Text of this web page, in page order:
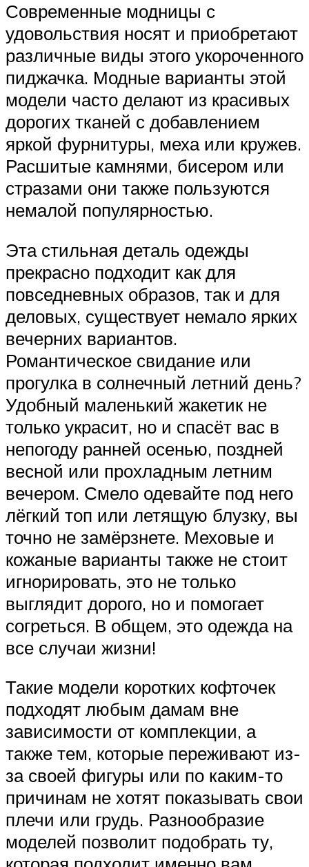
Современные модницы с
удовольствия носят и приобретают
различные виды этого укороченного
пиджачка. Модные варианты этой
модели часто делают из красивых
дорогих тканей с добавлением
яркой фурнитуры, меха или кружев.
Расшитые камнями, бисером или
стразами они также пользуются
немалой популярностью.
Эта стильная деталь одежды
прекрасно подходит как для
повседневных образов, так и для
деловых, существует немало ярких
вечерних вариантов.
Романтическое свидание или
прогулка в солнечный летний день?
Удобный маленький жакетик не
только украсит, но и спасёт вас в
непогоду ранней осенью, поздней
весной или прохладным летним
вечером. Смело одевайте под него
лёгкий топ или летящую блузку, вы
точно не замёрзнете. Меховые и
кожаные варианты также не стоит
игнорировать, это не только
выглядит дорого, но и помогает
согреться. В общем, это одежда на
все случаи жизни!
Такие модели коротких кофточек
подходят любым дамам вне
зависимости от комплекции, а
также тем, которые переживают из-
за своей фигуры или по каким-то
причинам не хотят показывать свои
плечи или грудь. Разнообразие
моделей позволит подобрать ту,